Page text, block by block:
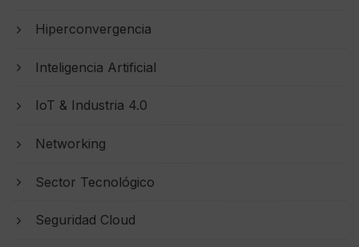
Hiperconvergencia
Inteligencia Artificial
IoT & Industria 4.0
Networking
Sector Tecnológico
Seguridad Cloud